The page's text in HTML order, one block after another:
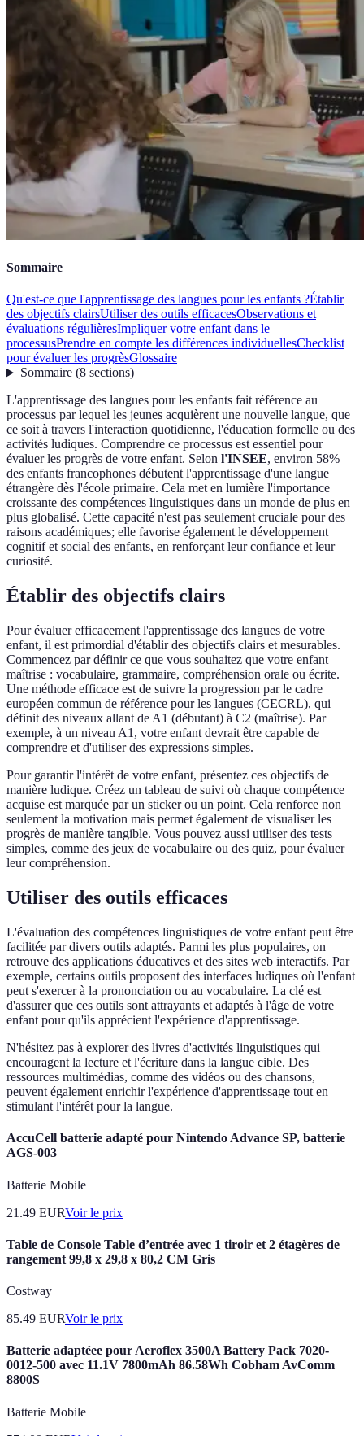
Sommaire
Qu'est-ce que l'apprentissage des langues pour les enfants ?Établir
des objectifs clairsUtiliser des outils efficacesObservations et
évaluations régulièresImpliquer votre enfant dans le
processusPrendre en compte les différences individuellesChecklist
pour évaluer les progrèsGlossaire
Sommaire(8 sections)
L'apprentissage des langues pour les enfants fait référence au
processus par lequel les jeunes acquièrent une nouvelle langue, que
ce soit à travers l'interaction quotidienne, l'éducation formelle ou des
activités ludiques. Comprendre ce processus est essentiel pour
évaluer les progrès de votre enfant. Selon l'INSEE, environ 58%
des enfants francophones débutent l'apprentissage d'une langue
étrangère dès l'école primaire. Cela met en lumière l'importance
croissante des compétences linguistiques dans un monde de plus en
plus globalisé. Cette capacité n'est pas seulement cruciale pour des
raisons académiques; elle favorise également le développement
cognitif et social des enfants, en renforçant leur confiance et leur
curiosité.
Établir des objectifs clairs
Pour évaluer efficacement l'apprentissage des langues de votre
enfant, il est primordial d'établir des objectifs clairs et mesurables.
Commencez par définir ce que vous souhaitez que votre enfant
maîtrise : vocabulaire, grammaire, compréhension orale ou écrite.
Une méthode efficace est de suivre la progression par le cadre
européen commun de référence pour les langues (CECRL), qui
définit des niveaux allant de A1 (débutant) à C2 (maîtrise). Par
exemple, à un niveau A1, votre enfant devrait être capable de
comprendre et d'utiliser des expressions simples.
Pour garantir l'intérêt de votre enfant, présentez ces objectifs de
manière ludique. Créez un tableau de suivi où chaque compétence
acquise est marquée par un sticker ou un point. Cela renforce non
seulement la motivation mais permet également de visualiser les
progrès de manière tangible. Vous pouvez aussi utiliser des tests
simples, comme des jeux de vocabulaire ou des quiz, pour évaluer
leur compréhension.
Utiliser des outils efficaces
L'évaluation des compétences linguistiques de votre enfant peut être
facilitée par divers outils adaptés. Parmi les plus populaires, on
retrouve des applications éducatives et des sites web interactifs. Par
exemple, certains outils proposent des interfaces ludiques où l'enfant
peut s'exercer à la prononciation ou au vocabulaire. La clé est
d'assurer que ces outils sont attrayants et adaptés à l'âge de votre
enfant pour qu'ils apprécient l'expérience d'apprentissage.
N'hésitez pas à explorer des livres d'activités linguistiques qui
encouragent la lecture et l'écriture dans la langue cible. Des
ressources multimédias, comme des vidéos ou des chansons,
peuvent également enrichir l'expérience d'apprentissage tout en
stimulant l'intérêt pour la langue.
AccuCell batterie adapté pour Nintendo Advance SP, batterie
AGS-003
Batterie Mobile
21.49 EURVoir le prix
Table de Console Table d’entrée avec 1 tiroir et 2 étagères de
rangement 99,8 x 29,8 x 80,2 CM Gris
Costway
85.49 EURVoir le prix
Batterie adaptéee pour Aeroflex 3500A Battery Pack 7020-
0012-500 avec 11.1V 7800mAh 86.58Wh Cobham AvComm
8800S
Batterie Mobile